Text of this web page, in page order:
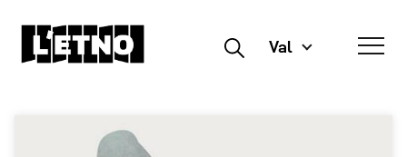
Buscar Val